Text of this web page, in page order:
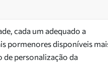
cada um adequado a
pormenores disponíveis
de personalização da